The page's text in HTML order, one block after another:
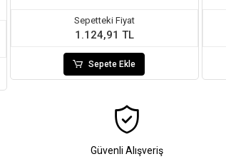
Sepetteki Fiyat
1.124,91 TL
Sepete Ekle
Güvenli Alışveriş